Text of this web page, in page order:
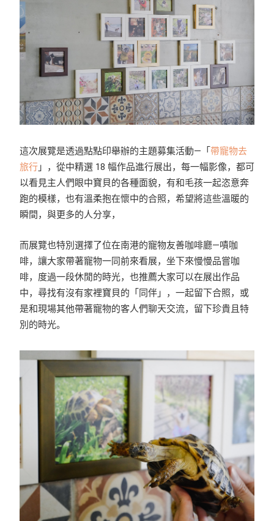
這次展覽是透過點點印舉辦的主題募集活動—「 帶寵物去
旅行 」，從中精選 18 幅作品進行展出，每一幅影像，都可
以看見主人們眼中寶貝的各種面貌，有和毛孩一起恣意奔
跑的模樣，也有溫柔抱在懷中的合照，希望將這些溫暖的
瞬間，與更多的人分享，
而展覽也特別選擇了位在南港的寵物友善咖啡廳—嘖咖
啡，讓大家帶著寵物一同前來看展，坐下來慢慢品嘗咖
啡，度過一段休閒的時光，也推薦大家可以在展出作品
中，尋找有沒有家裡寶貝的「同伴」，一起留下合照，或
是和現場其他帶著寵物的客人們聊天交流，留下珍貴且特
別的時光。